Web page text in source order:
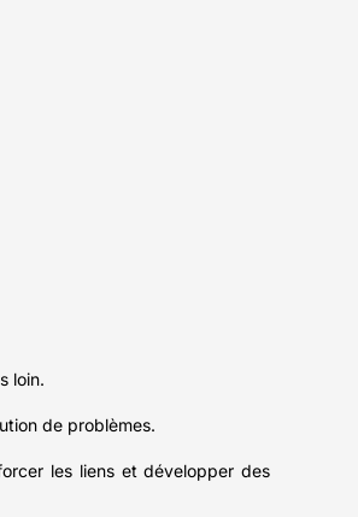
loin.
de problèmes.
les liens et développer des